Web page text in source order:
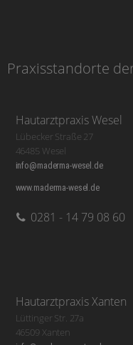
Praxisstandorte
Hautarztpraxis Wesel
Lübecker Straße 27
46485 Wesel
info@maderma-wesel.de
www.maderma-wesel.de
0281 - 14 79 08 60
Hautarztpraxis Xanten
Lüttinger Str. 27a
46509 Xanten